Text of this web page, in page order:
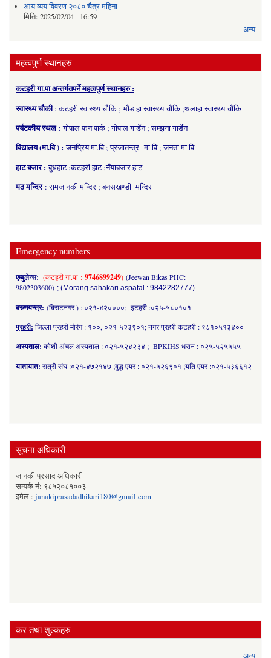
आय व्यय विवरण २०८० चैत्र महिना
मिति: 2025/02/04 - 16:59
अन्य
महत्वपुर्ण स्थानहरु
कटहरी गा.पा अन्तर्गतपर्ने महत्वपुर्ण स्थानहरु :
स्वास्थ्य चौकी: कटहरी स्वास्थ्य चौकि ; भौडाहा स्वास्थ्य चौकि ;थलाहा स्वास्थ्य चौकि
पर्यटकीय स्थल :गोपाल फन पार्क ; गोपाल गार्डेन ; सम्झना गार्डेन
विद्यालय (मा.वि ) :जनप्रिय मा.वि ; प्रजातन्त्र मा.वि ; जनता मा.वि
हाट बजार :बुधहाट ;कटहरी हाट ;नँयाबजार हाट
मठ मन्दिर : रामजानकी मन्दिर ; बनसखण्डी मन्दिर
Emergency numbers
एम्बुलेन्स: (कटहरी गा.पा : 9746899249) (Jeewan Bikas PHC:
9802303600) ; (Morang sahakari aspatal : 9842282777)
बरुणयन्त्र: (बिराटनगर ) : ०२१-४२००००; इटहरी :०२५-५८०१०१
प्रहरी: जिल्ला प्रहरी मोरंग : १००, ०२१-५२३९०१; नगर प्रहरी कटहरी : ९८१०५१३४००
अस्पताल: कोशी अंचल अस्पताल : ०२१-५२४२३४ ; BPKIHS धरान : ०२५-५२५५५५
यातायात: रात्री संघ :०२१-४७२१४७ ;बुद्ध एयर : ०२१-५२६९०१ ;यति एयर :०२१-५३६६१२
सूचना अधिकारी
जानकी प्रसाद अधिकारी
सम्पर्क नं: ९८५२०८१००३
इमेल : janakiprasadadhikari180@gmail.com
कर तथा शुल्कहरु